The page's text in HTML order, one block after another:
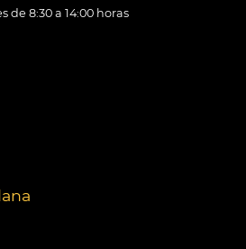
de 8:30 a 14:00 horas